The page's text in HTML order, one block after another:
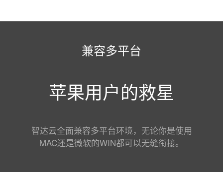
兼容多平台
苹果用户的救星
智达云全面兼容多平台环境，无论你是使用
MAC还是微软的WIN都可以无缝衔接。